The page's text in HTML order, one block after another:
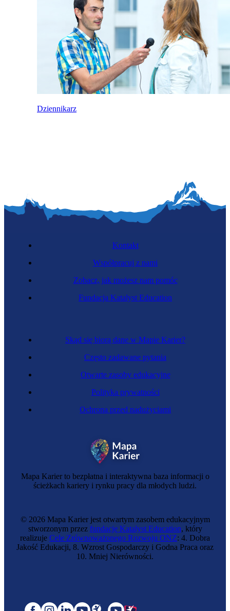
Dziennikarz
Mapa Karier to bezpłatna i interaktywna baza informacji o
ścieżkach kariery i rynku pracy dla młodych ludzi.
Skąd się biorą dane w Mapie Karier?
Często zadawane pytania
Otwarte zasoby edukacyjne
Polityka prywatności
Ochrona przed nadużyciami
Kontakt
Współpracuj z nami
Zobacz, jak możesz nam pomóc
Fundacja Katalyst Education
© 2026 Mapa Karier jest otwartym zasobem edukacyjnym
stworzonym przez fundację Katalyst Education, który
realizuje Cele Zrównoważonego Rozwoju ONZ: 4. Dobra
Jakość Edukacji, 8. Wzrost Gospodarczy i Godna Praca oraz
10. Mniej Nierówności.